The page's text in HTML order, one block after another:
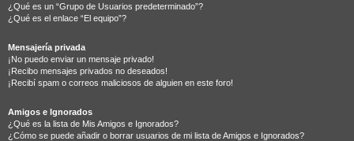
¿Qué es un “Grupo de Usuarios predeterminado”?
¿Qué es el enlace “El equipo”?
Mensajería privada
¡No puedo enviar un mensaje privado!
¡Recibo mensajes privados no deseados!
¡Recibí spam o correos maliciosos de alguien en este foro!
Amigos e Ignorados
¿Qué es la lista de Mis Amigos e Ignorados?
¿Cómo se puede añadir o borrar usuarios de mi lista de Amigos e Ignorados?